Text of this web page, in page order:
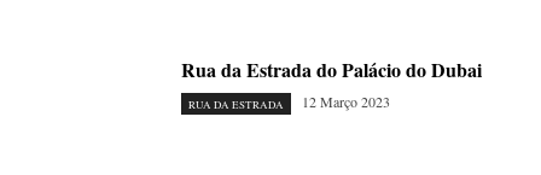
Rua da Estrada do Palácio do Dubai
RUA DA ESTRADA 12 Março 2023